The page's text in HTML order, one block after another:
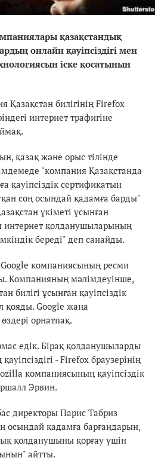
қазақстандық
онлайн қауіпсіздігі мен
іске қосатынын
Қазақстан билігінің Firefox
интернет трафигіне
қазақ және орыс тілінде
"компания Қазақстанда
қауіпсіздік сертификатын
соң осындай қадамға барды"
үкіметі ұсынған
интернет қолданушыларының
береді" деп санайды.
компаниясының ресми
Компанияның мәлімдеуінше,
билігі ұсынған қауіпсіздік
қояды. Google жаңа
орнатпақ.
едік. Бірақ қолданушыларды
- Firefox браузерінің
компаниясының қауіпсіздік
Эрвин.
директоры Парис Табриз
осындай қадамға барғандарын,
қолданушыны қорғау үшін
айтты.